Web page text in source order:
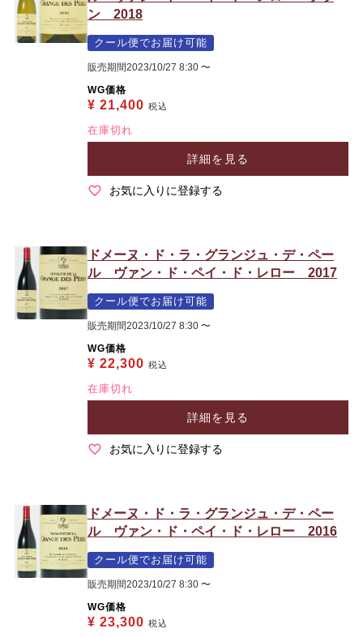
ン 2018
クール便でお届け可能
販売期間2023/10/27 8:30 〜
WG価格
¥ 21,400 税込
在庫切れ
詳細を見る
お気に入りに登録する
ドメーヌ・ド・ラ・グランジュ・デ・ペー
ル ヴァン・ド・ペイ・ド・レロー 2017
クール便でお届け可能
販売期間2023/10/27 8:30 〜
WG価格
¥ 22,300 税込
在庫切れ
詳細を見る
お気に入りに登録する
ドメーヌ・ド・ラ・グランジュ・デ・ペー
ル ヴァン・ド・ペイ・ド・レロー 2016
クール便でお届け可能
販売期間2023/10/27 8:30 〜
WG価格
¥ 23,300 税込